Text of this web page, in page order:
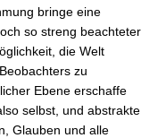
bringe eine
so streng beachteter
die Welt
zu
Ebene erschaffe
selbst, und abstrakte
Glauben und alle